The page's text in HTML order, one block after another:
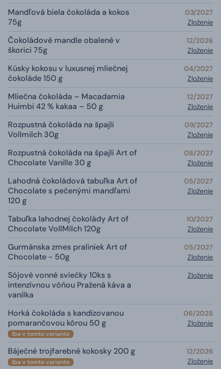
Mandľová biela čokoláda a kokos
75g
03/2027
Zloženie
Čokoládové mandle obalené v
škorici 75g
12/2026
Zloženie
Kúsky kokosu v luxusnej mliečnej
čokoláde 150 g
04/2027
Zloženie
Mliečna čokoláda – Macadamia
Huimbi 42 % kakaa – 50 g
12/2027
Zloženie
Rozpustná čokoláda na špajli
Vollmilch 30g
09/2027
Zloženie
Rozpustná čokoláda na špajli Art of
Chocolate Vanille 30 g
08/2027
Zloženie
Lahodná čokoládová tabuľka Art of
Chocolate s pečenými mandľami
120 g
05/2027
Zloženie
Tabuľka lahodnej čokolády Art of
Chocolate VollMilch 120g
10/2027
Zloženie
Gurmánska zmes praliniek Art of
Chocolate - 50g
05/2027
Zloženie
Sójové vonné sviečky 10ks s
intenzívnou vôňou Pražená káva a
vanilka
Zloženie
Horká čokoláda s kandizovanou
pomarančovou kôrou 50 g
Iba v tomto variante
06/2028
Zloženie
Báječné trojfarebné kokosky 200 g
Iba v tomto variante
12/2026
Zloženie